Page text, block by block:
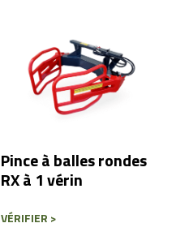
Pince à balles rondes
RX à 1 vérin
VÉRIFIER >